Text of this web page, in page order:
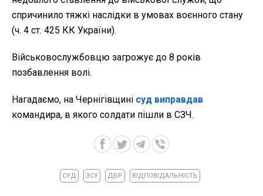
спричинило тяжкі наслідки в умовах воєнного стану
(ч. 4 ст. 425 КК України).
Військовослужбовцю загрожує до 8 років
позбавлення волі.
Нагадаємо, на Чернігівщині суд виправдав
командира, в якого солдати пішли в СЗЧ.
СУД ЗСУ ДБР ВІДПОВІДАЛЬНІСТЬ